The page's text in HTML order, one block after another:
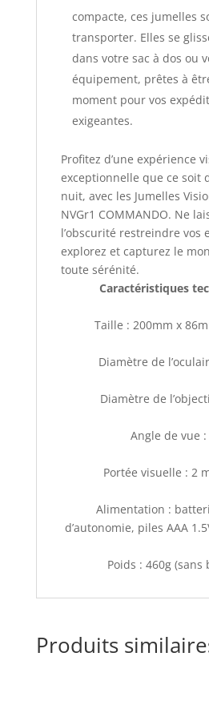
compacte, ces jumelles
transporter. Elles se
dans votre sac à dos ou
équipement, prêtes à
moment pour vos
exigeantes.
Profitez d’une expérience
exceptionnelle que ce soit
nuit, avec les Jumelles
NVGr1 COMMANDO. Ne
l’obscurité restreindre vos
explorez et capturez le
toute sérénité.
Caractéristiques
Taille : 200mm x
Diamètre de
Diamètre de
Angle de vue :
Portée visuelle : 2
Alimentation :
d’autonomie, piles AAA
Poids : 460g (sans
Produits